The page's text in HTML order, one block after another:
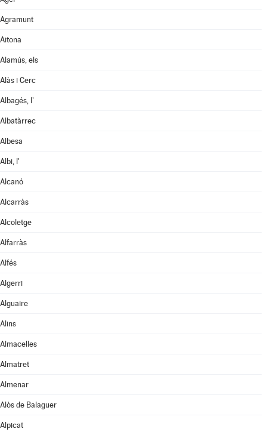
Agramunt
Aitona
Alamús, els
Alàs i Cerc
Albagés, l'
Albatàrrec
Albesa
Albi, l'
Alcanó
Alcarràs
Alcoletge
Alfarràs
Alfés
Algerri
Alguaire
Alins
Almacelles
Almatret
Almenar
Alòs de Balaguer
Alpicat